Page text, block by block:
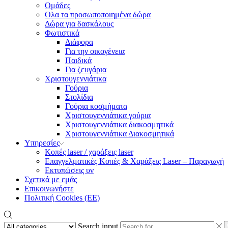
Ομάδες
Ολα τα προσωποποιημένα δώρα
Δώρα για δασκάλους
Φωτιστικά
Διάφορα
Για την οικογένεια
Παιδικά
Για ζευγάρια
Χριστουγεννιάτικα
Γούρια
Στολίδια
Γούρια κοσμήματα
Χριστουγεννιάτικα γούρια
Χριστουγεννιάτικα διακοσμητικά
Χριστουγεννιάτικα Διακοσμητικά
Υπηρεσίες
Κοπές laser / χαράξεις laser
Επαγγελματικές Κοπές & Χαράξεις Laser – Παραγωγή
Εκτυπώσεις υν
Σχετικά με εμάς
Επικοινωνήστε
Πολιτική Cookies (ΕΕ)